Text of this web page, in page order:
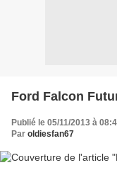
Ford Falcon
Publié le 05/11/2013 à
Par oldiesfan67